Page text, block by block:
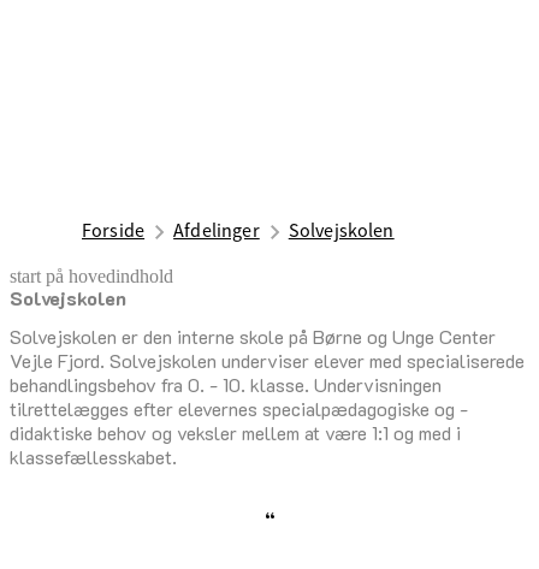
Forside Afdelinger Solvejskolen
start på hovedindhold
Solvejskolen
Solvejskolen er den interne skole på Børne og Unge Center
Vejle Fjord. Solvejskolen underviser elever med specialiserede
behandlingsbehov fra 0. - 10. klasse. Undervisningen
tilrettelægges efter elevernes specialpædagogiske og -
didaktiske behov og veksler mellem at være 1:1 og med i
klassefællesskabet.
senest opdateret 27. september 2025
“